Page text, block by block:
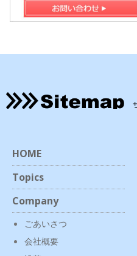
HOME
Topics
Company
ごあいさつ
会社概要